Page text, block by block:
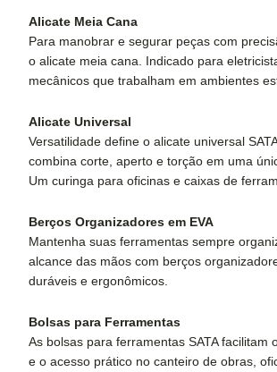
Alicate Meia Cana
Para manobrar e segurar peças com
o alicate meia cana. Indicado para
mecânicos que trabalham em ambientes
Alicate Universal
Versatilidade define o alicate universal
combina corte, aperto e torção em uma
Um curinga para oficinas e caixas de
Berços Organizadores em EVA
Mantenha suas ferramentas sempre
alcance das mãos com berços
duráveis e ergonômicos.
Bolsas para Ferramentas
As bolsas para ferramentas SATA facilitam
e o acesso prático no canteiro de obras,